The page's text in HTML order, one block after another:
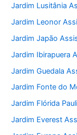
Jardim Lusitânia
Jardim Leonor
Jardim Japão
Jardim Ibirapuera
Jardim Guedala
Jardim Fonte do
Jardim Flórida
Jardim Everest